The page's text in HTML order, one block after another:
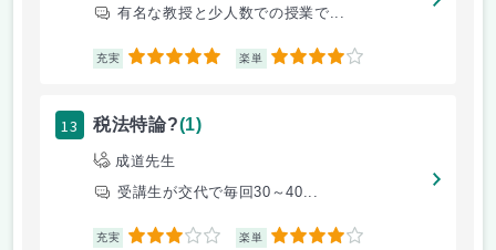
有名な教授と少人数での授業で...
充実 5 楽単 4
13 税法特論?(1)
成道先生
受講生が交代で毎回30～40...
充実 3 楽単 4